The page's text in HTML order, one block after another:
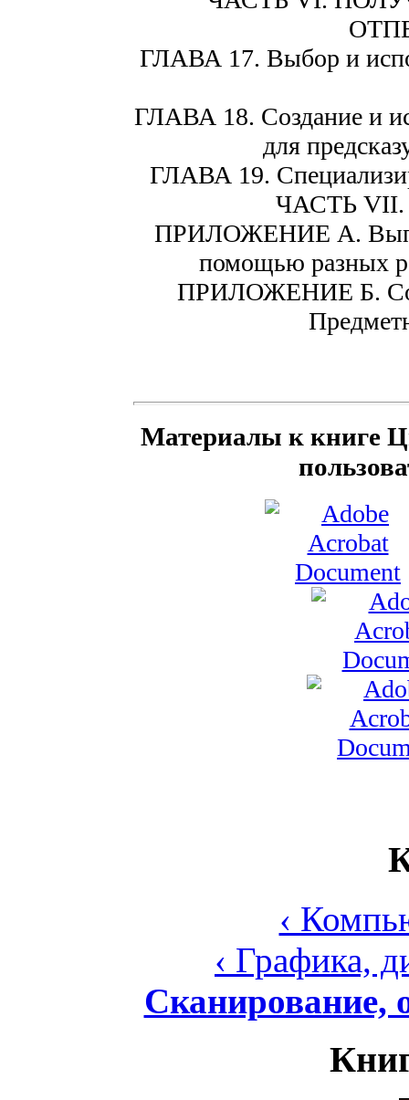
ГЛАВА 17. Выбор и
ГЛАВА 18. Создание и
для
ГЛАВА 19.
ЧАСТЬ
ПРИЛОЖЕНИЕ А.
помощью разных
ПРИЛОЖЕНИЕ Б.
Материалы к книге
‹
‹ Графика,
Сканирование,